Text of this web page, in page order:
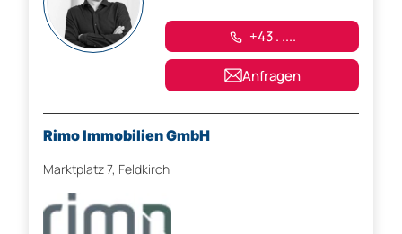
+43 . ....
Anfragen
Rimo Immobilien GmbH
Marktplatz 7, Feldkirch